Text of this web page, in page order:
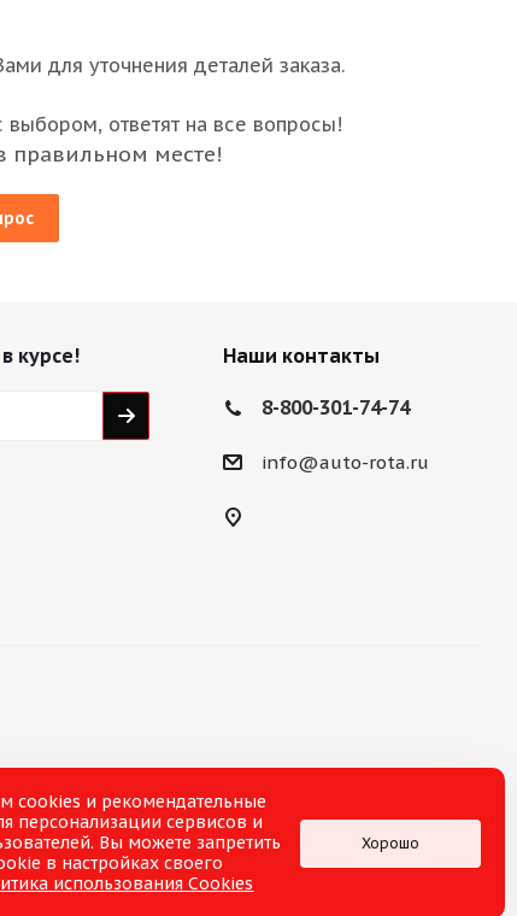
для уточнения деталей заказа.
ответят на все вопросы!
правильном месте!
курсе! Наши контакты
8-800-301-74-74
info@auto-rota.ru
cookies и рекомендательные
персонализации сервисов и
Вы можете запретить
в настройках своего
использования Cookies
Хорошо